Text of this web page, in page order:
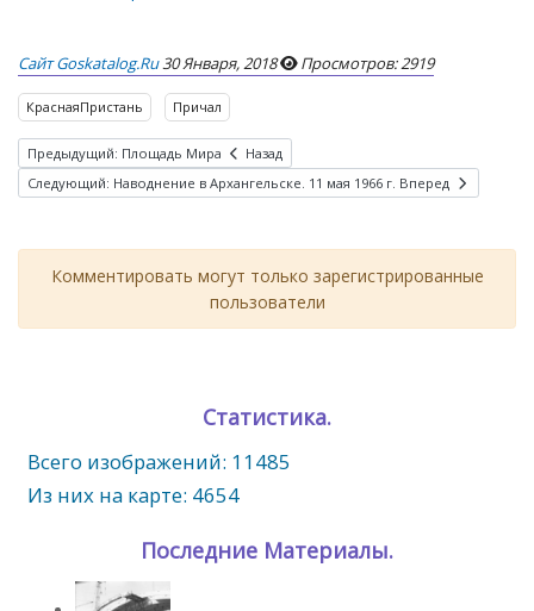
Сайт Goskatalog.ru30 Января, 2018 Просмотров: 2919
КраснаяПристань Причал
Предыдущий: Площадь Мира
Назад
Следующий: Наводнение в Архангельске. 11 мая 1966 г. Вперед
Комментировать могут только зарегистрированные
пользователи
Статистика.
Всего изображений: 11485
Из них на карте: 4654
Последние Материалы.